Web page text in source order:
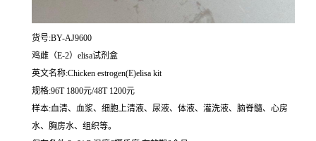
货号:BY-AJ9600
鸡雌（E-2）elisa试剂盒
英文名称:Chicken estrogen(E)elisa kit
规格:96T 1800元/48T 1200元
样本:血清、血浆、细胞上清液、尿液、体液、灌洗液、脑脊髓、心房
水、胸房水、组织等。